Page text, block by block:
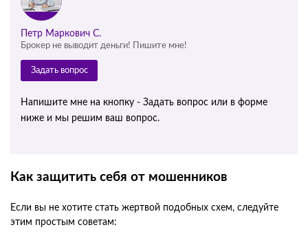
Петр Маркович С.
Брокер не выводит деньги! Пишите мне!
Задать вопрос
Напишите мне на кнопку - Задать вопрос или в форме
ниже и мы решим ваш вопрос.
Как защитить себя от мошенников
Если вы не хотите стать жертвой подобных схем, следуйте
этим простым советам: